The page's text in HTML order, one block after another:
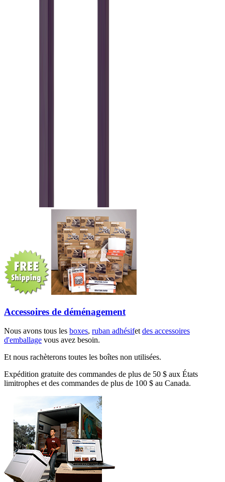
Accessoires de déménagement
Nous avons tous les boxes, ruban adhésifet des accessoires
d'emballage vous avez besoin.
Et nous rachèterons toutes les boîtes non utilisées.
Expédition gratuite des commandes de plus de 50 $ aux États
limitrophes et des commandes de plus de 100 $ au Canada.